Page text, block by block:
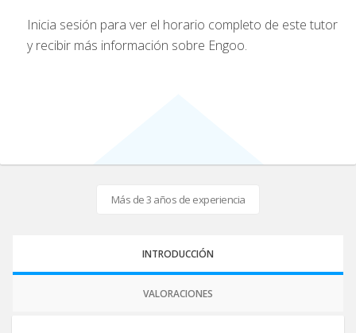
Inicia sesión para ver el horario completo de este tutor
y recibir más información sobre Engoo.
Más de 3 años de experiencia
INTRODUCCIÓN
VALORACIONES